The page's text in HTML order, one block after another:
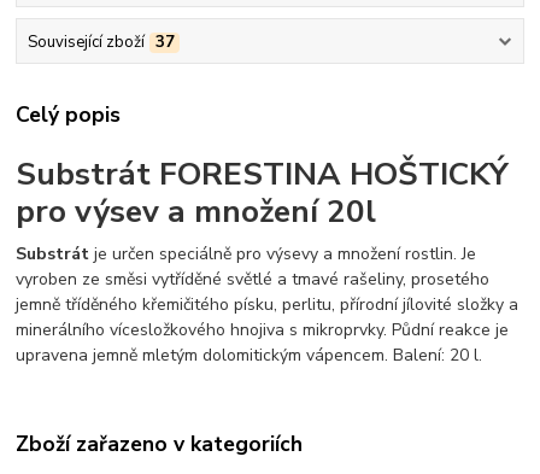
Související zboží 37
Celý popis
Substrát FORESTINA HOŠTICKÝ
pro výsev a množení 20l
Substrát je určen speciálně pro výsevy a množení rostlin. Je
vyroben ze směsi vytříděné světlé a tmavé rašeliny, prosetého
jemně tříděného křemičitého písku, perlitu, přírodní jílovité složky a
minerálního vícesložkového hnojiva s mikroprvky. Půdní reakce je
upravena jemně mletým dolomitickým vápencem. Balení: 20 l.
Zboží zařazeno v kategoriích